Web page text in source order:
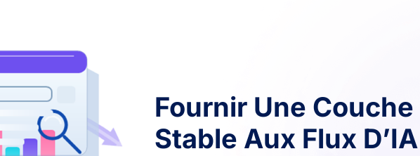
Fournir Une Couche
Stable Aux Flux D’IA